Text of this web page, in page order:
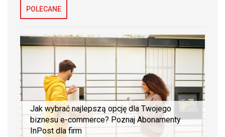
POLECANE
Jak wybrać najlepszą opcję dla Twojego
biznesu e-commerce? Poznaj Abonamenty
InPost dla firm